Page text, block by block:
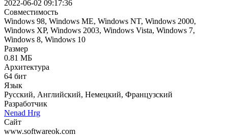
2022-06-02 09:17:36
Совместимость
Windows 98, Windows ME, Windows NT, Windows 2000,
Windows XP, Windows 2003, Windows Vista, Windows 7,
Windows 8, Windows 10
Размер
0.81 МБ
Архитектура
64 бит
Язык
Русский, Английский, Немецкий, Французский
Разработчик
Nenad Hrg
Сайт
www.softwareok.com